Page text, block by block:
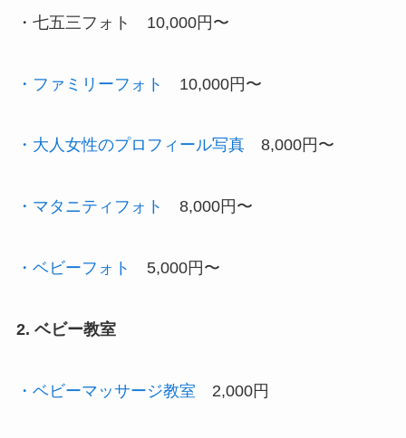
・七五三フォト 10,000円〜
・ファミリーフォト 10,000円〜
・大人女性のプロフィール写真8,000円〜
・マタニティフォト 8,000円〜
・ベビーフォト 5,000円〜
2. ベビー教室
・ベビーマッサージ教室 2,000円